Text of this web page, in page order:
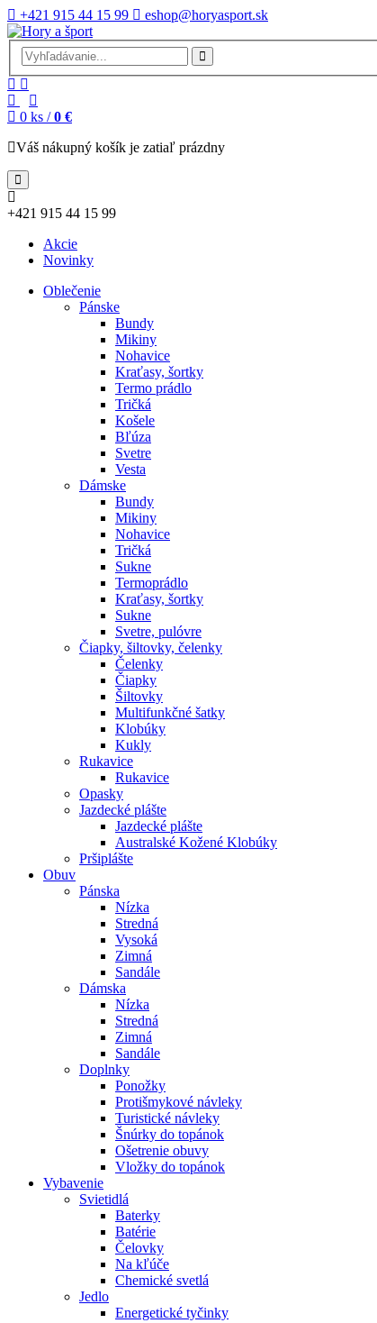
+421 915 44 15 99 eshop@horyasport.sk
0 ks / 0 €
Váš nákupný košík je zatiaľ prázdny
+421 915 44 15 99
Akcie
Novinky
Oblečenie
Pánske
Bundy
Mikiny
Nohavice
Kraťasy, šortky
Termo prádlo
Tričká
Košele
Bľúza
Svetre
Vesta
Dámske
Bundy
Mikiny
Nohavice
Tričká
Sukne
Termoprádlo
Kraťasy, šortky
Sukne
Svetre, pulóvre
Čiapky, šiltovky, čelenky
Čelenky
Čiapky
Šiltovky
Multifunkčné šatky
Klobúky
Kukly
Rukavice
Rukavice
Opasky
Jazdecké plášte
Jazdecké plášte
Australské Kožené Klobúky
Pršiplášte
Obuv
Pánska
Nízka
Stredná
Vysoká
Zimná
Sandále
Dámska
Nízka
Stredná
Zimná
Sandále
Doplnky
Ponožky
Protišmykové návleky
Turistické návleky
Šnúrky do topánok
Ošetrenie obuvy
Vložky do topánok
Vybavenie
Svietidlá
Baterky
Batérie
Čelovky
Na kľúče
Chemické svetlá
Jedlo
Energetické tyčinky